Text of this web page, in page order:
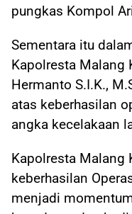
pungkas Kompol
Sementara itu
Kapolresta Malang
Hermanto S.I.K.,
atas keberhasilan
angka kecelakaan
Kapolresta Malang
keberhasilan
menjadi